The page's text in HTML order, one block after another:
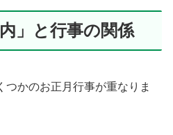
」と行事の関係
かのお正月行事が重なりま